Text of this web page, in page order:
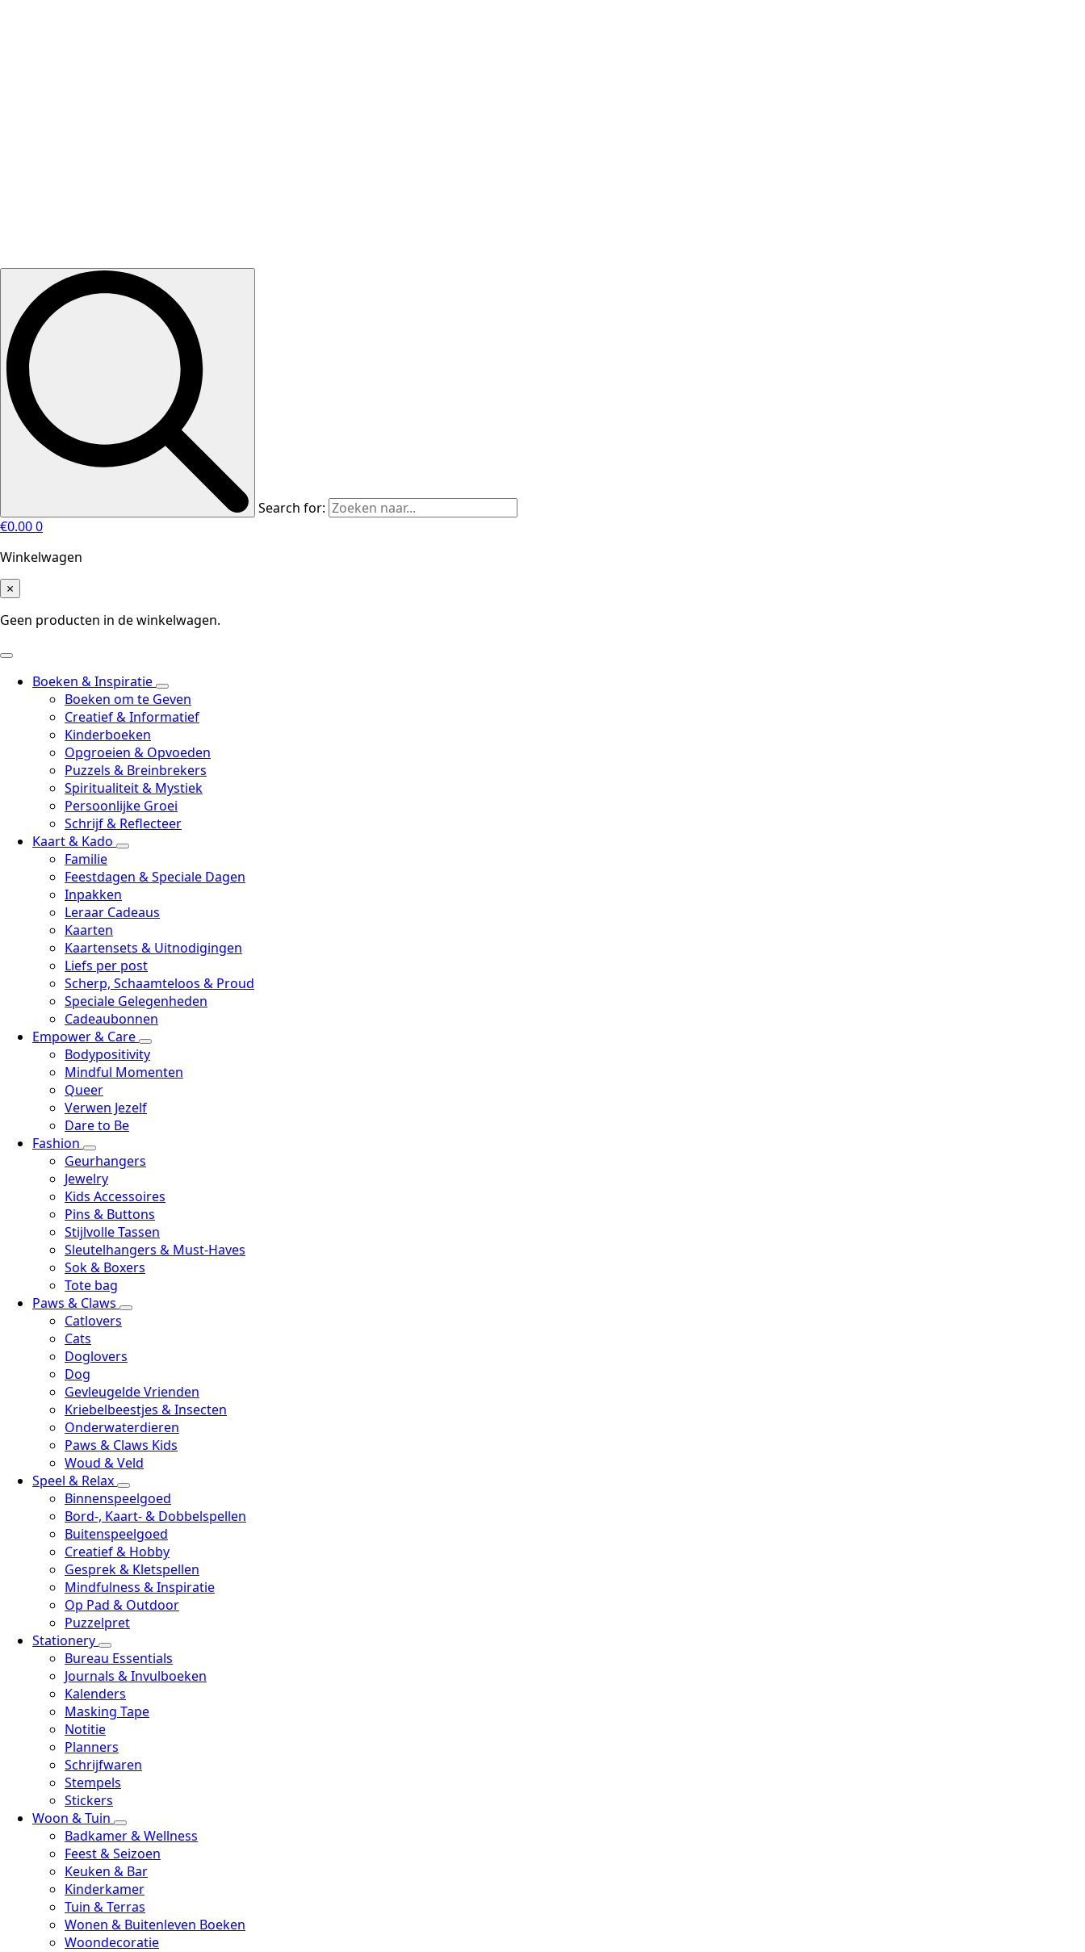
Search for:
€0.000
Winkelwagen
×
Geen producten in de winkelwagen.
Boeken & Inspiratie
Boeken om te Geven
Creatief & Informatief
Kinderboeken
Opgroeien & Opvoeden
Puzzels & Breinbrekers
Spiritualiteit & Mystiek
Persoonlijke Groei
Schrijf & Reflecteer
Kaart & Kado
Familie
Feestdagen & Speciale Dagen
Inpakken
Leraar Cadeaus
Kaarten
Kaartensets & Uitnodigingen
Liefs per post
Scherp, Schaamteloos & Proud
Speciale Gelegenheden
Cadeaubonnen
Empower & Care
Bodypositivity
Mindful Momenten
Queer
Verwen Jezelf
Dare to Be
Fashion
Geurhangers
Jewelry
Kids Accessoires
Pins & Buttons
Stijlvolle Tassen
Sleutelhangers & Must-Haves
Sok & Boxers
Tote bag
Paws & Claws
Catlovers
Cats
Doglovers
Dog
Gevleugelde Vrienden
Kriebelbeestjes & Insecten
Onderwaterdieren
Paws & Claws Kids
Woud & Veld
Speel & Relax
Binnenspeelgoed
Bord-, Kaart- & Dobbelspellen
Buitenspeelgoed
Creatief & Hobby
Gesprek & Kletspellen
Mindfulness & Inspiratie
Op Pad & Outdoor
Puzzelpret
Stationery
Bureau Essentials
Journals & Invulboeken
Kalenders
Masking Tape
Notitie
Planners
Schrijfwaren
Stempels
Stickers
Woon & Tuin
Badkamer & Wellness
Feest & Seizoen
Keuken & Bar
Kinderkamer
Tuin & Terras
Wonen & Buitenleven Boeken
Woondecoratie